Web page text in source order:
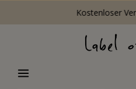
Kostenloser